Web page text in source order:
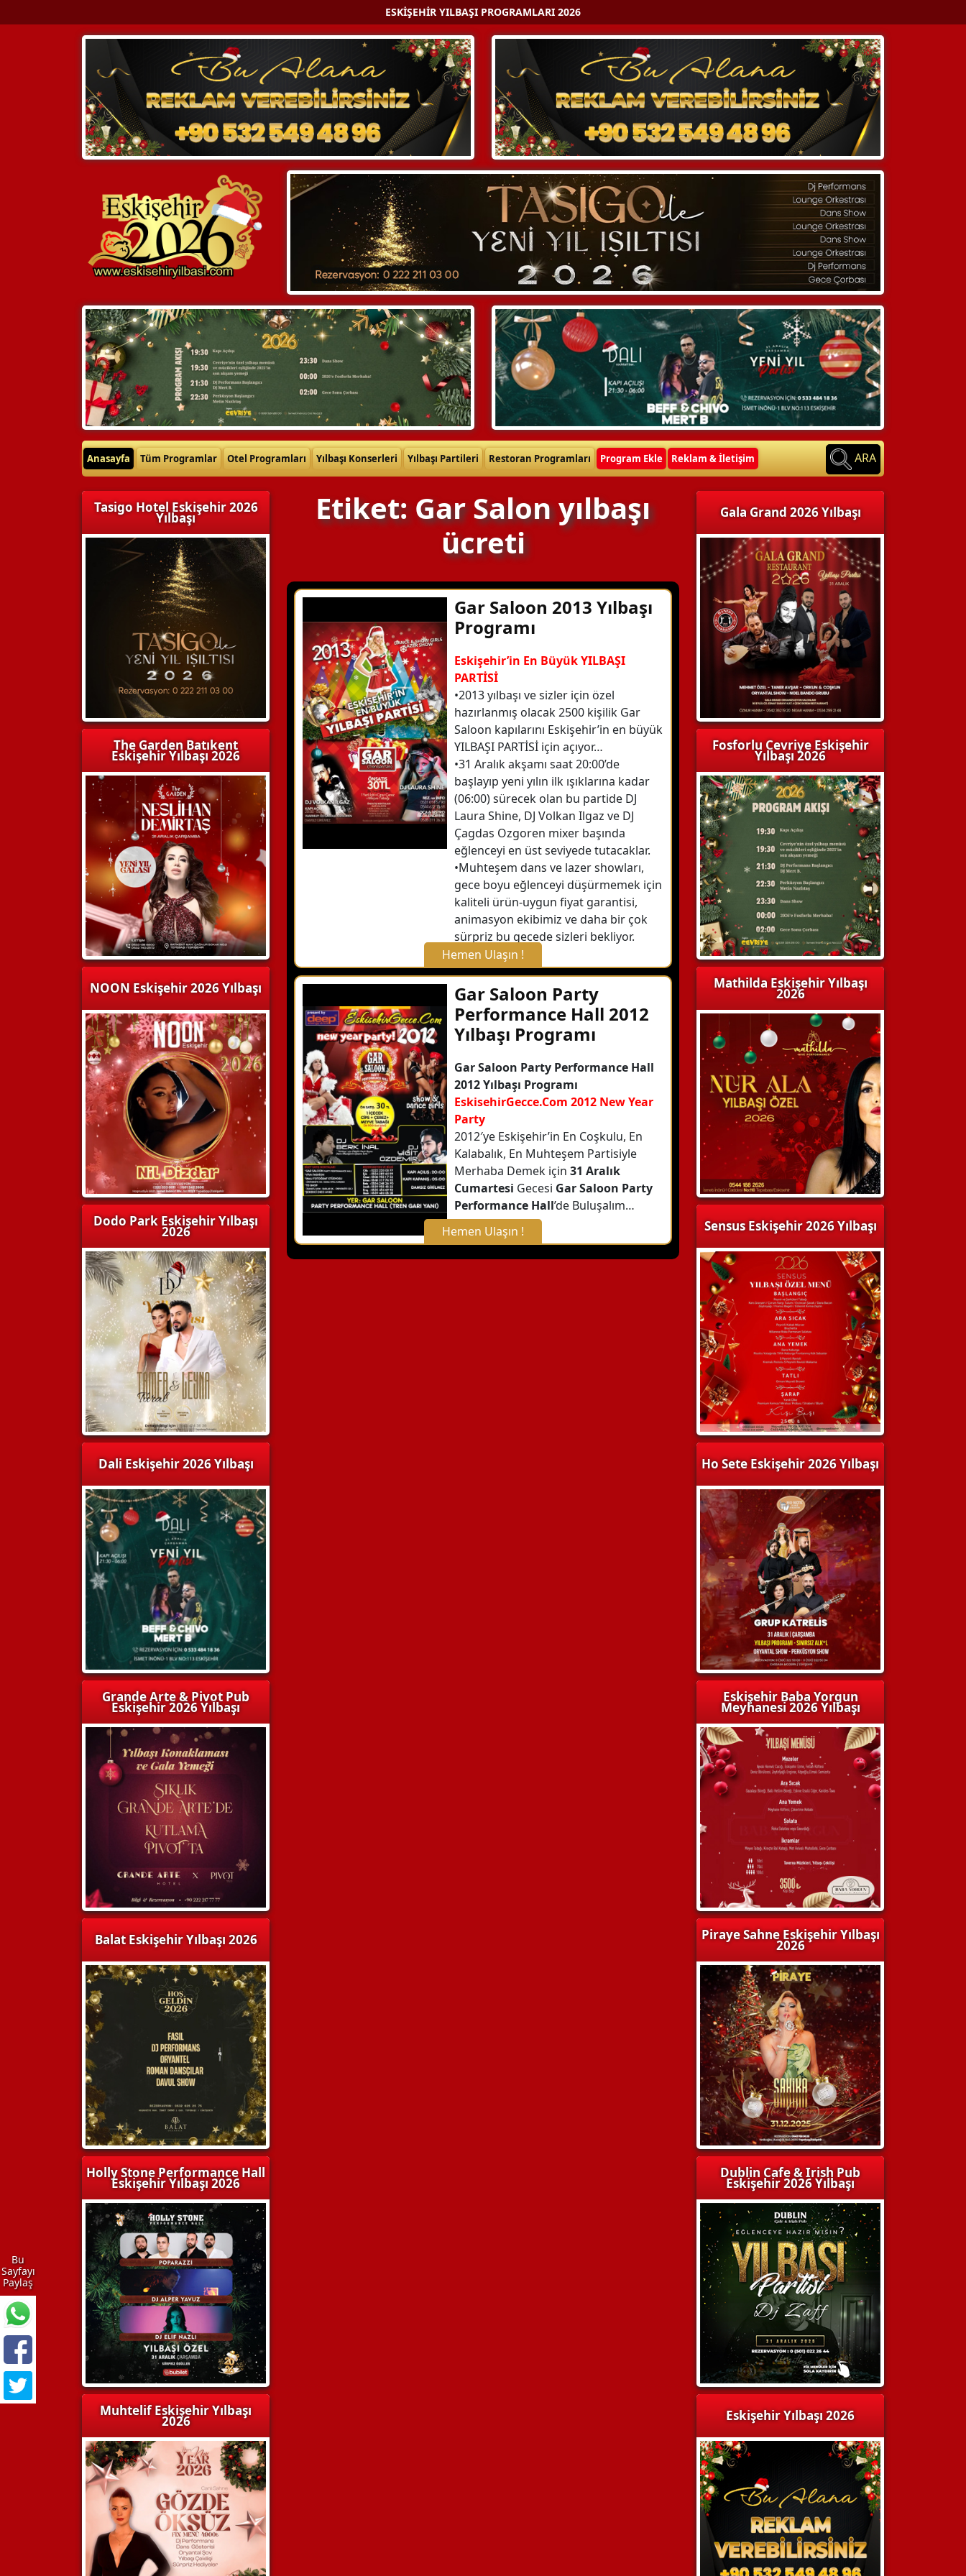
ESKIŞEHIR YILBAŞI PROGRAMLARI 2026
Anasayfa Tüm Programlar Otel Programları Yılbaşı Konserleri Yılbaşı Partileri Restoran Programları Program Ekle Reklam & İletişim ARA
Tasigo Hotel Eskişehir 2026
Yılbaşı
The Garden Batıkent
Eskişehir Yılbaşı 2026
NOON Eskişehir 2026 Yılbaşı
Dodo Park Eskişehir Yılbaşı
2026
Dali Eskişehir 2026 Yılbaşı
Grande Arte & Pivot Pub
Eskişehir 2026 Yılbaşı
Balat Eskişehir Yılbaşı 2026
Holly Stone Performance Hall
Eskişehir Yılbaşı 2026
Muhtelif Eskişehir Yılbaşı
2026
Etiket: Gar Salon yılbaşı
ücreti
Gar Saloon 2013 Yılbaşı
Programı
Eskişehir’in En Büyük YILBAŞI
PARTİSİ
•2013 yılbaşı ve sizler için özel
hazırlanmış olacak 2500 kişilik Gar
Saloon kapılarını Eskişehir’in en büyük
YILBAŞI PARTİSİ için açıyor…
•31 Aralık akşamı saat 20:00’de
başlayıp yeni yılın ilk ışıklarına kadar
(06:00) sürecek olan bu partide DJ
Laura Shine, DJ Volkan Ilgaz ve DJ
Çagdas Ozgoren mixer başında
eğlenceyi en üst seviyede tutacaklar.
•Muhteşem dans ve lazer showları,
gece boyu eğlenceyi düşürmemek için
kaliteli ürün-uygun fiyat garantisi,
animasyon ekibimiz ve daha bir çok
sürpriz bu gecede sizleri bekliyor.
Hemen Ulaşın !
X Kapat
WhatsApp ile Bilgi Alın
Hemen Arayın
Detaylı Bilgi Alın
Gar Saloon Party
Performance Hall 2012
Yılbaşı Programı
Gar Saloon Party Performance Hall
2012 Yılbaşı Programı
EskisehirGecce.Com 2012 New Year
Party
2012′ye Eskişehir’in En Coşkulu, En
Kalabalık, En Muhteşem Partisiyle
Merhaba Demek için 31 Aralık
Cumartesi Gecesi Gar Saloon Party
Performance Hall’de Buluşalım…
Hemen Ulaşın !
X Kapat
Gala Grand 2026 Yılbaşı
Fosforlu Cevriye Eskişehir
Yılbaşı 2026
Mathilda Eskişehir Yılbaşı
2026
Sensus Eskişehir 2026 Yılbaşı
Ho Sete Eskişehir 2026 Yılbaşı
Eskişehir Baba Yorgun
Meyhanesi 2026 Yılbaşı
Piraye Sahne Eskişehir Yılbaşı
2026
Dublin Cafe & Irish Pub
Eskişehir 2026 Yılbaşı
Eskişehir Yılbaşı 2026
Bu
Sayfayı
Paylaş